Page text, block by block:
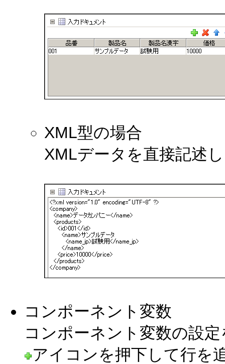
XML型の場合
XMLデータを直接記述
コンポーネント変数
コンポーネント変数の設
アイコンを押下して行を